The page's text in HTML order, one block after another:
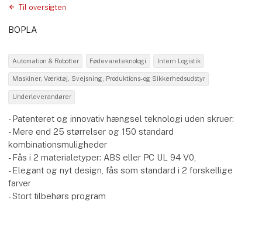
Til oversigten
BOPLA
Automation & Robotter Fødevareteknologi Intern Logistik
Maskiner, Værktøj, Svejsning, Produktions- og Sikkerhedsudstyr
Underleverandører
- Patenteret og innovativ hængsel teknologi uden skruer:
- Mere end 25 størrelser og 150 standard
kombinationsmuligheder
- Fås i 2 materialetyper: ABS eller PC UL 94 V0,
- Elegant og nyt design, fås som standard i 2 forskellige
farver
- Stort tilbehørs program